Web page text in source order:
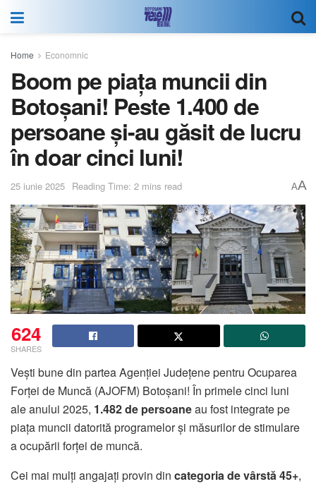
Home Economnic
Boom pe piața muncii din
Botoșani! Peste 1.400 de
persoane și-au găsit de lucru
în doar cinci luni!
25 iunie 2025 Reading Time: 2 mins read AA
624
SHARES
Vești bune din partea Agenției Județene pentru Ocuparea
Forței de Muncă (AJOFM) Botoșani! În primele cinci luni
ale anului 2025, 1.482 de persoaneau fost integrate pe
piața muncii datorită programelor și măsurilor de stimulare
a ocupării forței de muncă.
Cei mai mulți angajați provin din categoria de vârstă 45+,